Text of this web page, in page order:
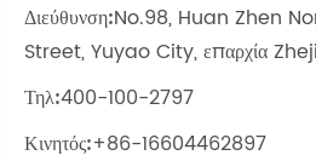
Διεύθυνση:No.98, Huan Zhen
Street, Yuyao City, επαρχία
Τηλ:400-100-2797
Κινητός:+86-16604462897